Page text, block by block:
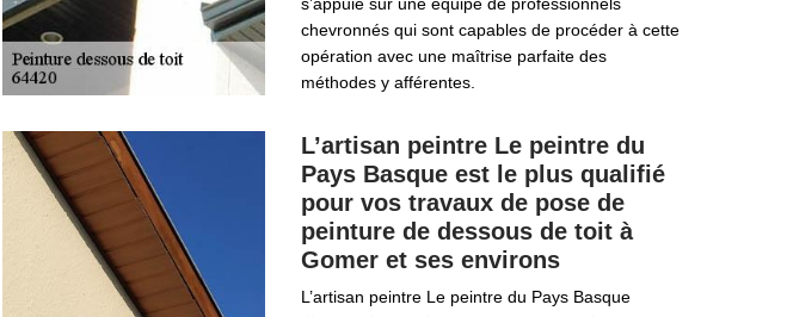
chevronnés qui sont capables de procéder à cette
opération avec une maîtrise parfaite des
méthodes y afférentes.
L’artisan peintre Le peintre du
Pays Basque est le plus qualifié
pour vos travaux de pose de
peinture de dessous de toit à
Gomer et ses environs
L’artisan peintre Le peintre du Pays Basque